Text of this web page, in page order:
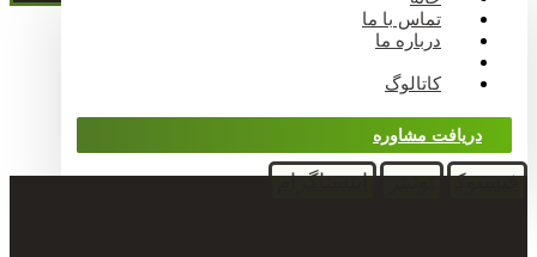
تماس با ما
درباره ما
کاتالوگ
دریافت مشاوره
فیسبوک توئیتر اینستاگرام